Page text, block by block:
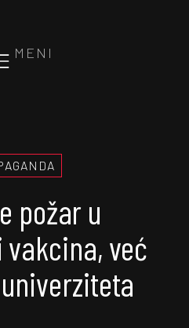
MENI
požar u
već